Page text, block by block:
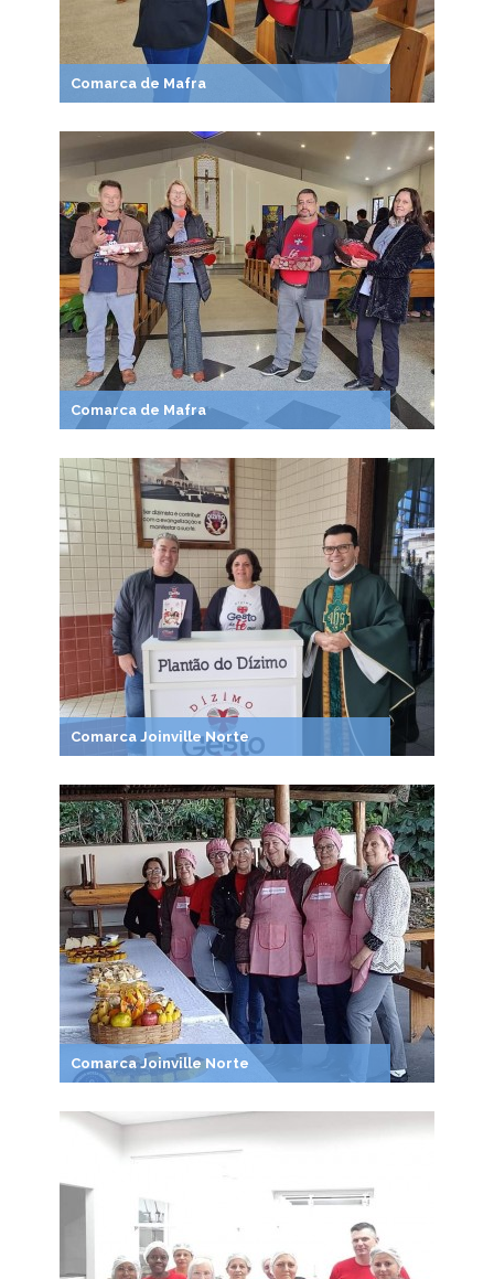
Comarca de Mafra
Comarca de Mafra
Comarca Joinville Norte
Comarca Joinville Norte